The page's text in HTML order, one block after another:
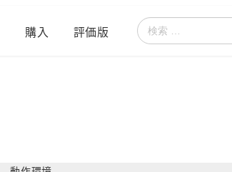
購入 評価版
検